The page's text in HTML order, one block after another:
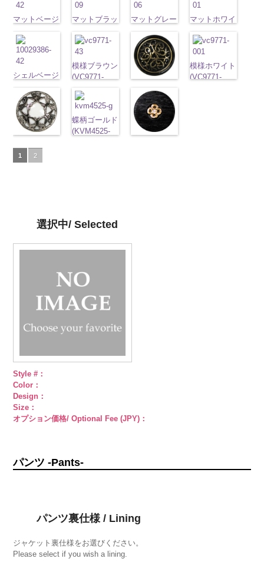
角 大ボタン
直径23mm／
18mm
ン直径23mm
／小ボタン直
4000
ン直径23mm
／小ボタン直
4000
クリーム
沢ラウンド
23mm／小ボ
タン直径
18mm 4000
http://www.anys.co.jp/wp-
content/uploads/2013/04/10029319-
10029319-01
ホワイト 光
沢ラウンド
大ボタン直径
タン直径
18mm
4000
http://www.anys.co.jp/wp-
content/uploads/2013/04/10055476-
10055476-09
ブラック
沢クロス 大
ボタン直径
タン直径
18mm 4000
01/SN)
http://www.anys.co.jp/wp-
01.jpg
10055476-01
ホワイト 光
沢クロス 大
23mm／小ボ
タン直径
18mm 4000
01/SN)
http://
01.jpg
10059633-01
ホワイト 光
沢ドット
マットベージ
42/SN)
http://www.anys.co.jp/wp-
content/uploads/2013/04/10039314-
42.jpg
ベージュ マ
ット 大ボタ
ン直径23mm
／小ボタン直
4000
マットブラッ
09/SN)
http://www.anys.co.jp/wp-
content/uploads/2013/04/10039314-
09.jpg
ブラック
ット 大ボタ
ン直径23mm
／小ボタン直
マットグレー
06/SN)
http://www.anys.co.jp/wp-
content/uploads/2013/04/10039314-
06.jpg
グレー マッ
ト 大ボタン
直径23mm／
小ボタン直径
マットホワイ
01/SN)
http://
content/uploads/
01.jpg
シェルベージ
42/SN)
http://www.anys.co.jp/wp-
content/uploads/2013/04/10029386-
42.jpg
ベージュ
ェル 大ボタ
模様ブラウン
(VC9771-
http://www.anys.co.jp/wp-
content/uploads/2013/04/vc9771-
43.jpg
VC9771-43
(VC9771-
09/SN)
http://www.anys.co.jp/wp-
content/uploads/2013/04/vc9771-
模様ホワイト
(VC9771-
(KVM4525-
N/SN)
シルバー 蝶
大ボタン
直径23mm／
小ボタン直径
蝶柄ゴールド
(KVM4525-
直径23mm／
18mm 4000
インストーン
1 2
選択中/ Selected
Style #：
Color：
Design：
Size：
オプション価格/ Optional Fee (JPY)：
パンツ -Pants-
パンツ裏仕様 / Lining
ジャケット裏仕様をお選びください。
Please select if you wish a lining.